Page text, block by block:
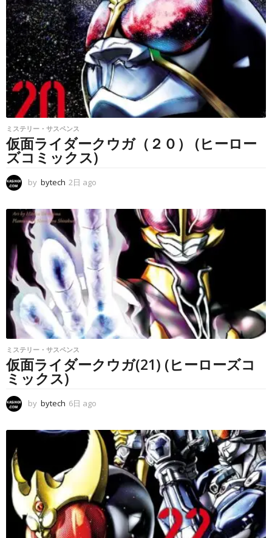
ミステリー・サスペンス
仮面ライダークウガ（２０） (ヒーロー
ズコミックス)
by bytech 2日 ago
g
o
ミステリー・サスペンス
仮面ライダークウガ(21) (ヒーローズコ
ミックス)
by bytech 6日 ago
g
o